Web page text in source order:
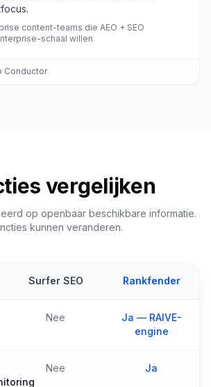
content-teams die AEO + SEO
schaal willen
Conductor
vergelijken
op openbaar beschikbare informatie.
kunnen veranderen.
Surfer SEO Rankfender
Nee
Ja — RAIVE-
engine
Nee Ja